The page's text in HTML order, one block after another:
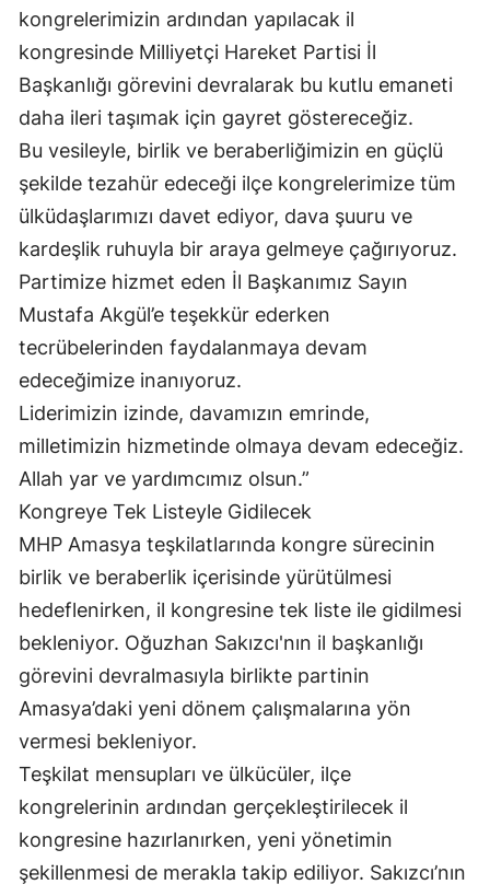
kongrelerimizin ardından yapılacak il
kongresinde Milliyetçi Hareket Partisi İl
Başkanlığı görevini devralarak bu kutlu emaneti
daha ileri taşımak için gayret göstereceğiz.
Bu vesileyle, birlik ve beraberliğimizin en güçlü
şekilde tezahür edeceği ilçe kongrelerimize tüm
ülküdaşlarımızı davet ediyor, dava şuuru ve
kardeşlik ruhuyla bir araya gelmeye çağırıyoruz.
Partimize hizmet eden İl Başkanımız Sayın
Mustafa Akgül’e teşekkür ederken
tecrübelerinden faydalanmaya devam
edeceğimize inanıyoruz.
Liderimizin izinde, davamızın emrinde,
milletimizin hizmetinde olmaya devam edeceğiz.
Allah yar ve yardımcımız olsun.”
Kongreye Tek Listeyle Gidilecek
MHP Amasya teşkilatlarında kongre sürecinin
birlik ve beraberlik içerisinde yürütülmesi
hedeflenirken, il kongresine tek liste ile gidilmesi
bekleniyor. Oğuzhan Sakızcı'nın il başkanlığı
görevini devralmasıyla birlikte partinin
Amasya’daki yeni dönem çalışmalarına yön
vermesi bekleniyor.
Teşkilat mensupları ve ülkücüler, ilçe
kongrelerinin ardından gerçekleştirilecek il
kongresine hazırlanırken, yeni yönetimin
şekillenmesi de merakla takip ediliyor. Sakızcı’nın